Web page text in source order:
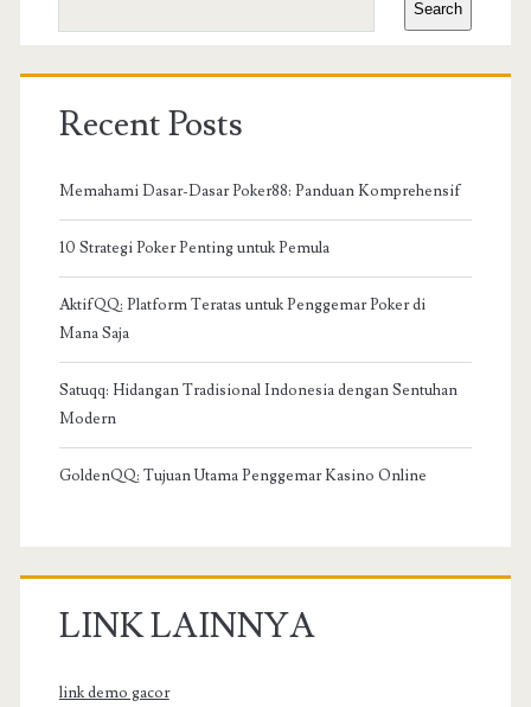
Search
Recent Posts
Memahami Dasar-Dasar Poker88: Panduan Komprehensif
10 Strategi Poker Penting untuk Pemula
AktifQQ: Platform Teratas untuk Penggemar Poker di
Mana Saja
Satuqq: Hidangan Tradisional Indonesia dengan Sentuhan
Modern
GoldenQQ: Tujuan Utama Penggemar Kasino Online
LINK LAINNYA
link demo gacor